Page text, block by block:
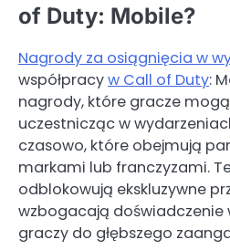
of Duty: Mobile?
Nagrody za osiągnięcia w
współpracyw Call of Duty:
nagrody, które gracze
uczestnicząc w
czasowo, które obejmują
markami lub franczyzami.
odblokowują ekskluzywne
wzbogacają doświadczenie
graczy do głębszego